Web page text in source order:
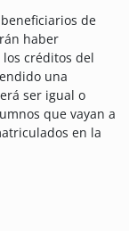
de
haber
créditos del
una
ser igual o
que vayan a
en la